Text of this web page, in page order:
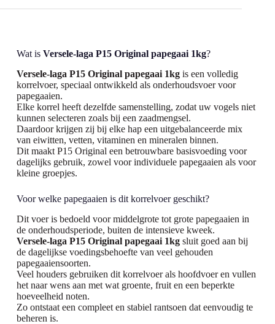
Wat is Versele-laga P15 Original papegaai 1kg?
Versele-laga P15 Original papegaai 1kgis een volledig
korrelvoer, speciaal ontwikkeld als onderhoudsvoer voor
papegaaien.
Elke korrel heeft dezelfde samenstelling, zodat uw vogels niet
kunnen selecteren zoals bij een zaadmengsel.
Daardoor krijgen zij bij elke hap een uitgebalanceerde mix
van eiwitten, vetten, vitaminen en mineralen binnen.
Dit maakt P15 Original een betrouwbare basisvoeding voor
dagelijks gebruik, zowel voor individuele papegaaien als voor
kleine groepjes.
Voor welke papegaaien is dit korrelvoer geschikt?
Dit voer is bedoeld voor middelgrote tot grote papegaaien in
de onderhoudsperiode, buiten de intensieve kweek.
Versele-laga P15 Original papegaai 1kgsluit goed aan bij
de dagelijkse voedingsbehoefte van veel gehouden
papegaaiensoorten.
Veel houders gebruiken dit korrelvoer als hoofdvoer en vullen
het naar wens aan met wat groente, fruit en een beperkte
hoeveelheid noten.
Zo ontstaat een compleet en stabiel rantsoen dat eenvoudig te
beheren is.